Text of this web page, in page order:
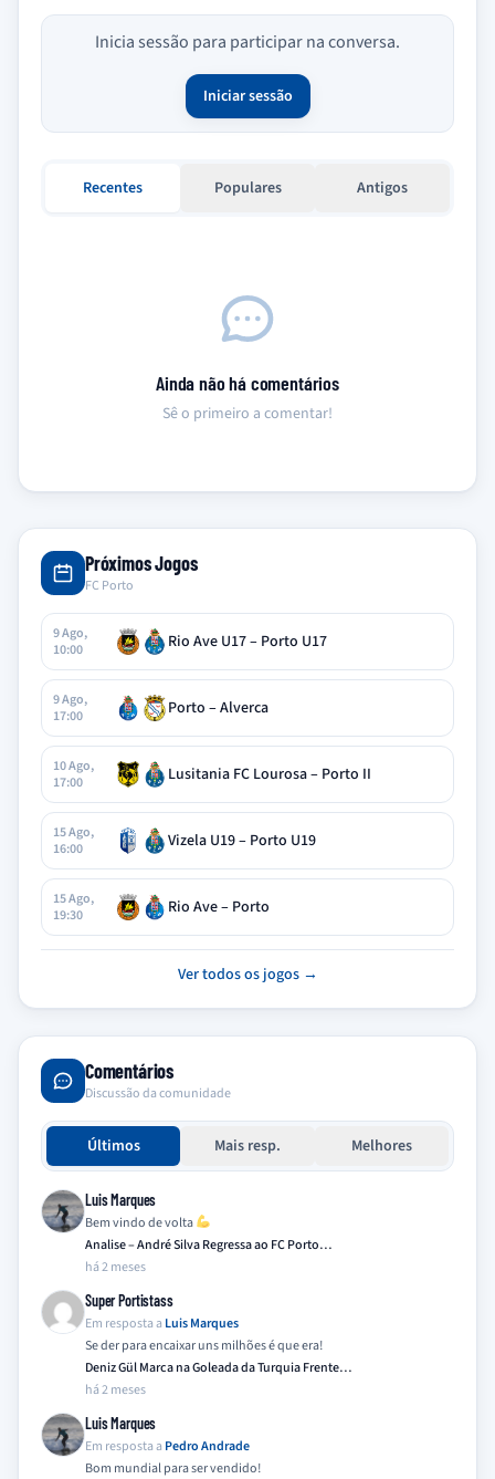
Inicia sessão para participar na conversa.
Iniciar sessão
Recentes Populares Antigos
Ainda não há comentários
Sê o primeiro a comentar!
Próximos Jogos
FC Porto
9 Ago,
10:00
Rio Ave U17 – Porto U17
9 Ago,
17:00
Porto – Alverca
10 Ago,
17:00
Lusitania FC Lourosa – Porto II
15 Ago,
16:00
Vizela U19 – Porto U19
15 Ago,
19:30
Rio Ave – Porto
Ver todos os jogos →
Comentários
Discussão da comunidade
Últimos Mais resp. Melhores
Luis Marques
Bem vindo de volta
Analise – André Silva Regressa ao FC Porto…
há 2 meses
Super Portistass
Em resposta a Luis Marques
Se der para encaixar uns milhões é que era!
Deniz Gül Marca na Goleada da Turquia Frente…
há 2 meses
Luis Marques
Em resposta a Pedro Andrade
Bom mundial para ser vendido!